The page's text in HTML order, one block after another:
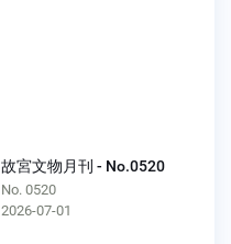
故宮文物月刊 - No.0520
No. 0520
2026-07-01